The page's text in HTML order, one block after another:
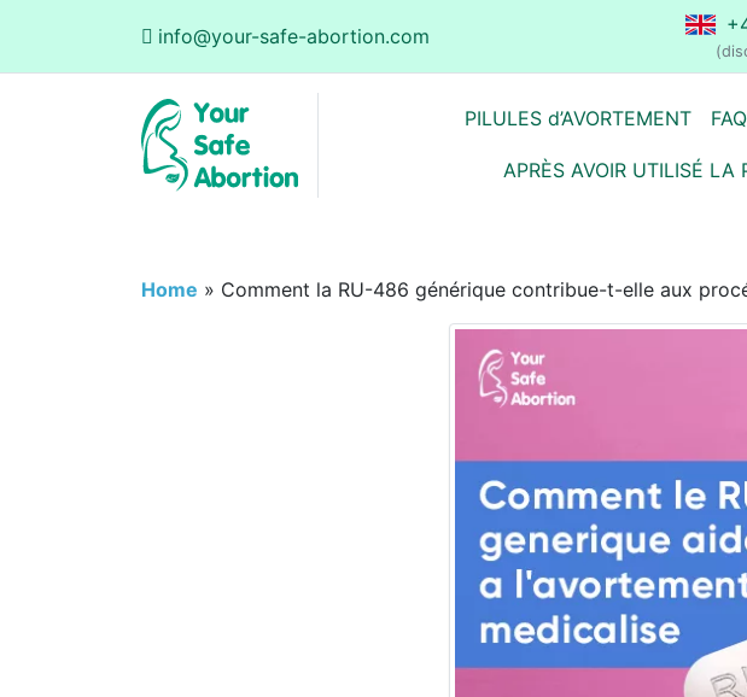
info@your-safe-abortion.com
PILULES d’AVORTEMENT FAQ
APRÈS AVOIR UTILISÉ LA
Home » Comment la RU-486 générique contribue-t-elle aux